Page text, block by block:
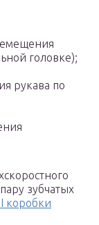
головке);
рукава по
зубчатых
коробки